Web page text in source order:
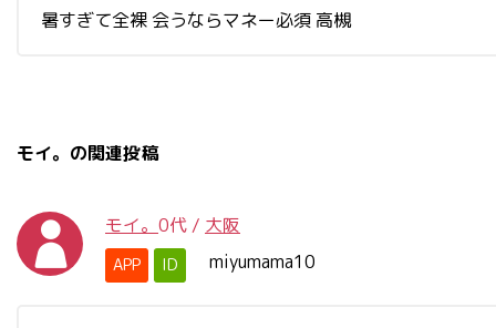
暑すぎて全裸 会うならマネー必須 高槻
モイ。の関連投稿
モイ。 0代 / 大阪
APP ID miyumama10